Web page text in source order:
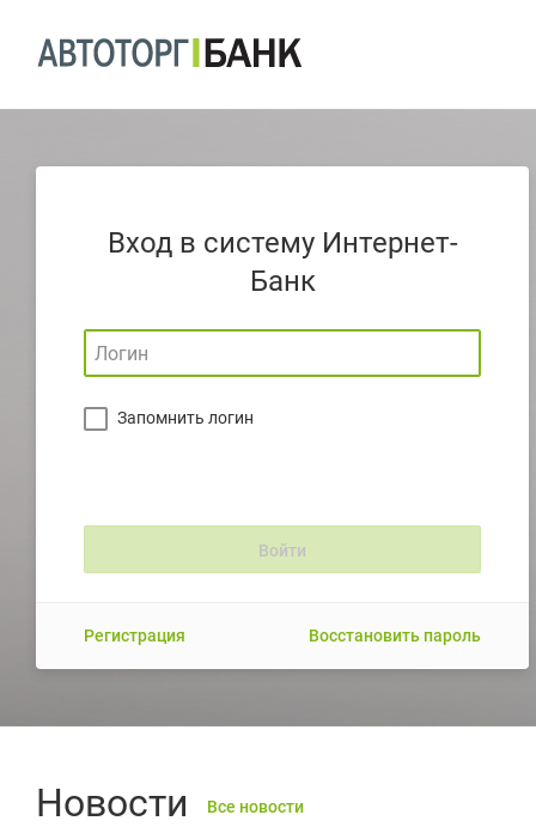
Вход в систему Интернет-
Банк
Запомнить логин
Регистрация Восстановить пароль
Новости Все новости